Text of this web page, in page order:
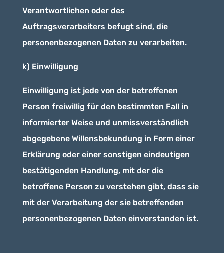
Verantwortlichen oder des
Auftragsverarbeiters befugt sind, die
personenbezogenen Daten zu verarbeiten.
k) Einwilligung
Einwilligung ist jede von der betroffenen
Person freiwillig für den bestimmten Fall in
informierter Weise und unmissverständlich
abgegebene Willensbekundung in Form einer
Erklärung oder einer sonstigen eindeutigen
bestätigenden Handlung, mit der die
betroffene Person zu verstehen gibt, dass sie
mit der Verarbeitung der sie betreffenden
personenbezogenen Daten einverstanden ist.